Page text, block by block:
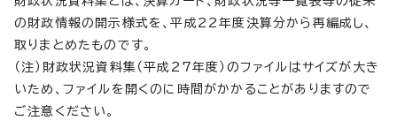
の財政情報の開示様式を、平成22年度決算分から再編成し、
取りまとめたものです。
（注）財政状況資料集（平成27年度）のファイルはサイズが大き
いため、ファイルを開くのに時間がかかることがありますので
ご注意ください。